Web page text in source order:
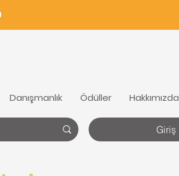
Danışmanlık Ödüller Hakkımızda
Giriş